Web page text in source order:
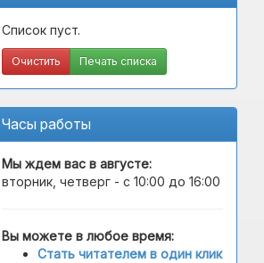
Список пуст.
Очистить Печать списка
Часы работы
Мы ждем вас в августе:
вторник, четверг - с 10:00 до 16:00
Вы можете в любое время:
Стать читателем в один клик